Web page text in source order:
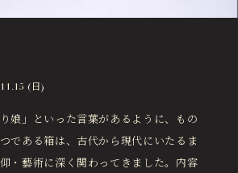
(日)
娘」といった言葉があるように、もの
である箱は、古代から現代にいたるま
・藝術に深く関わってきました。内容